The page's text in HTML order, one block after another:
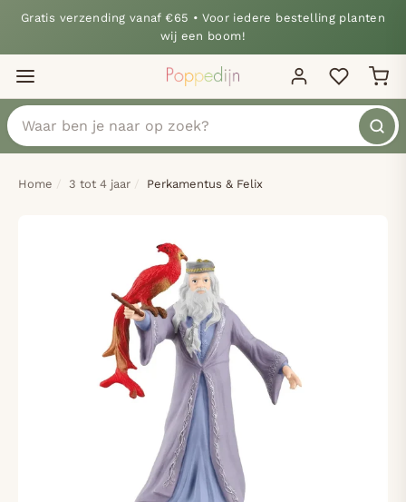
Gratis verzending vanaf €65 • Voor iedere bestelling planten
wij een boom!
Home 3 tot 4 jaar Perkamentus & Felix